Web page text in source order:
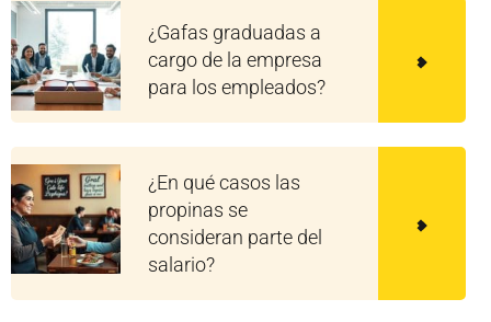
¿Gafas graduadas a
cargo de la empresa
para los empleados?
¿En qué casos las
propinas se
consideran parte del
salario?